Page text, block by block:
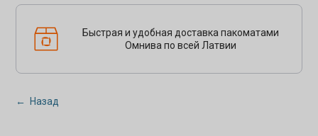
Быстрая и удобная доставка пакоматами
Омнива по всей Латвии
← Назад